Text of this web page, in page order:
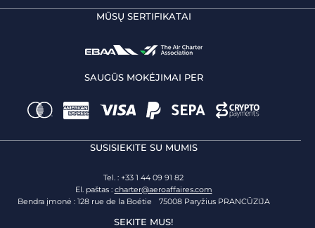
MŪSŲ SERTIFIKATAI
SAUGŪS MOKĖJIMAI PER
SUSISIEKITE SU MUMIS
Tel. : +33 1 44 09 91 82
El. paštas : charter@aeroaffaires.com
Bendra įmonė : 128 rue de la Boétie 75008 Paryžius PRANCŪZIJA
SEKITE MUS!